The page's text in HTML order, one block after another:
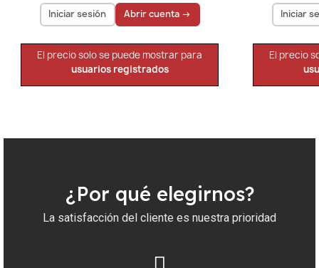
Iniciar sesión Abrir cuenta →
El precio solo se puede mostrar para
usuarios registrados
Iniciar
El precio
¿Por qué elegirnos?
La satisfacción del cliente es nuestra prioridad